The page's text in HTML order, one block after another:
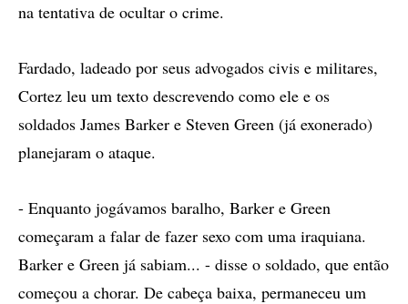
na tentativa de ocultar o crime.
Fardado, ladeado por seus advogados civis e militares,
Cortez leu um texto descrevendo como ele e os
soldados James Barker e Steven Green (já exonerado)
planejaram o ataque.
- Enquanto jogávamos baralho, Barker e Green
começaram a falar de fazer sexo com uma iraquiana.
Barker e Green já sabiam... - disse o soldado, que então
começou a chorar. De cabeça baixa, permaneceu um